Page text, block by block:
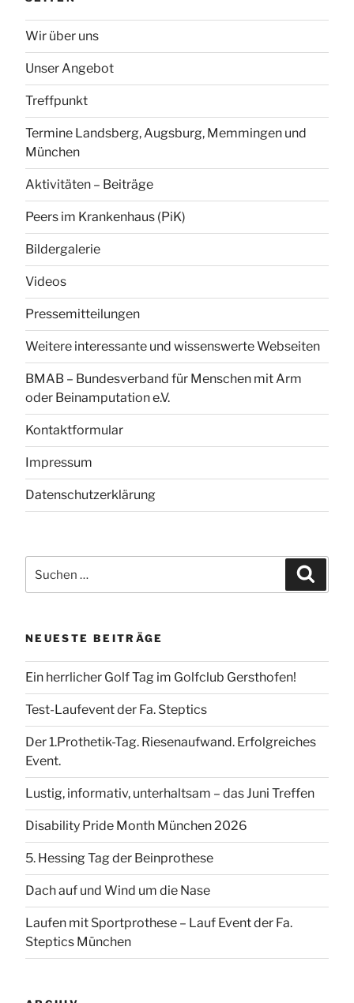
Wir über uns
Unser Angebot
Treffpunkt
Termine Landsberg, Augsburg, Memmingen und
München
Aktivitäten – Beiträge
Peers im Krankenhaus (PiK)
Bildergalerie
Videos
Pressemitteilungen
Weitere interessante und wissenswerte Webseiten
BMAB – Bundesverband für Menschen mit Arm
oder Beinamputation e.V.
Kontaktformular
Impressum
Datenschutzerklärung
nach:
NEUESTE BEITRÄGE
Ein herrlicher Golf Tag im Golfclub Gersthofen!
Test-Laufevent der Fa. Steptics
Der 1.Prothetik-Tag. Riesenaufwand. Erfolgreiches
Event.
Lustig, informativ, unterhaltsam – das Juni Treffen
Disability Pride Month München 2026
5. Hessing Tag der Beinprothese
Dach auf und Wind um die Nase
Laufen mit Sportprothese – Lauf Event der Fa.
Steptics München